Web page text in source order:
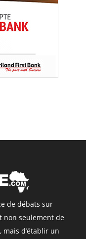
de débats sur
non seulement de
mais d’établir un